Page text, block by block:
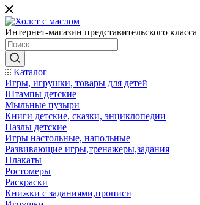
Интернет-магазин представительского класса
Каталог
Игры, игрушки, товары для детей
Штампы детские
Мыльные пузыри
Книги детские, сказки, энциклопедии
Пазлы детские
Игры настольные, напольные
Развивающие игры,тренажеры,задания
Плакаты
Ростомеры
Раскраски
Книжки с заданиями,прописи